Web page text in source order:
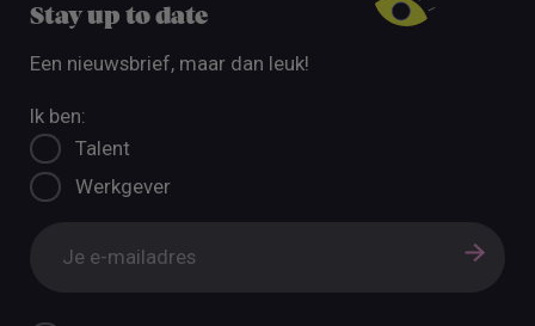
Stay up to date
Een nieuwsbrief, maar dan leuk!
Ik ben:
Talent
Werkgever